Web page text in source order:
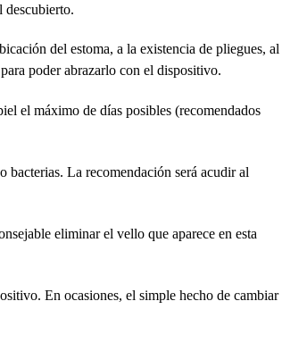
descubierto.
del estoma, a la existencia de pliegues, al
poder abrazarlo con el dispositivo.
el máximo de días posibles (recomendados
bacterias. La recomendación será acudir al
eliminar el vello que aparece en esta
En ocasiones, el simple hecho de cambiar